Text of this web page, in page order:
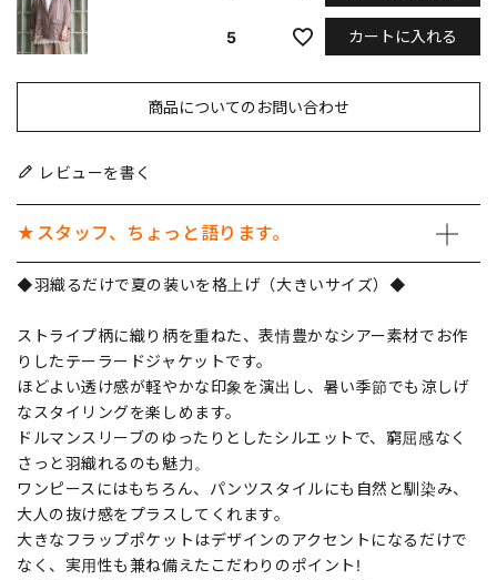
5 カートに入れる
商品についてのお問い合わせ
レビューを書く
★スタッフ、ちょっと語ります。
◆羽織るだけで夏の装いを格上げ（大きいサイズ）◆
ストライプ柄に織り柄を重ねた、表情豊かなシアー素材でお作
りしたテーラードジャケットです。
ほどよい透け感が軽やかな印象を演出し、暑い季節でも涼しげ
なスタイリングを楽しめます。
ドルマンスリーブのゆったりとしたシルエットで、窮屈感なく
さっと羽織れるのも魅力。
ワンピースにはもちろん、パンツスタイルにも自然と馴染み、
大人の抜け感をプラスしてくれます。
大きなフラップポケットはデザインのアクセントになるだけで
なく、実用性も兼ね備えたこだわりのポイント!